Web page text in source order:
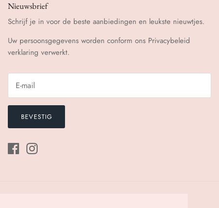
Nieuwsbrief
Schrijf je in voor de beste aanbiedingen en leukste nieuwtjes.
Uw persoonsgegevens worden conform ons Privacybeleid
verklaring verwerkt.
BEVESTIG